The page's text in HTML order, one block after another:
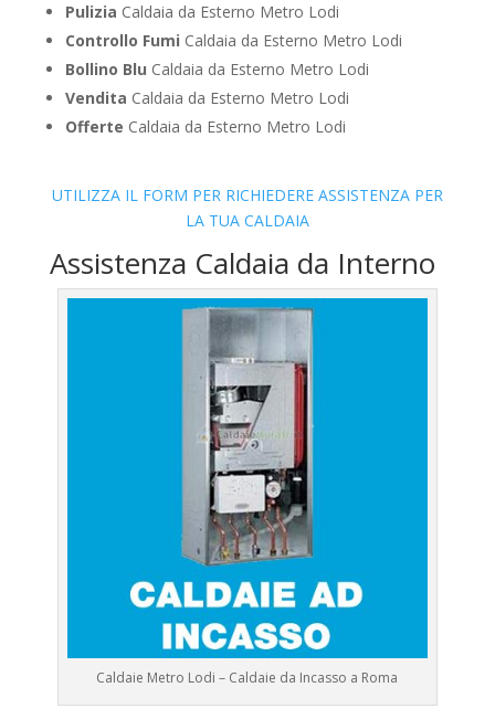
Pulizia Caldaia da Esterno Metro Lodi
Controllo Fumi Caldaia da Esterno Metro Lodi
Bollino Blu Caldaia da Esterno Metro Lodi
Vendita Caldaia da Esterno Metro Lodi
Offerte Caldaia da Esterno Metro Lodi
UTILIZZA IL FORM PER RICHIEDERE ASSISTENZA PER
LA TUA CALDAIA
Assistenza Caldaia da Interno
Caldaie Metro Lodi – Caldaie da Incasso a Roma